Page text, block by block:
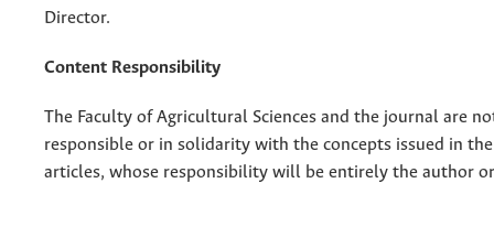
Director.
Content Responsibility
The Faculty of Agricultural Sciences and the journal are
responsible or in solidarity with the concepts issued in
articles, whose responsibility will be entirely the author